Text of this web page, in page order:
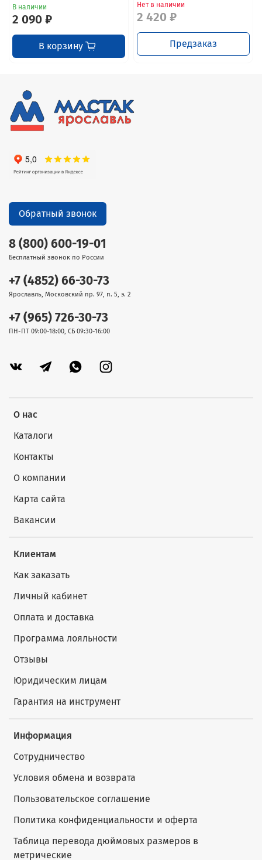
В наличии
2 090 ₽
В корзину
Нет в наличии
2 420 ₽
Предзаказ
О нас
Каталоги
Контакты
О компании
Карта сайта
Вакансии
Клиентам
Как заказать
Личный кабинет
Оплата и доставка
Программа лояльности
Отзывы
Юридическим лицам
Гарантия на инструмент
Информация
Сотрудничество
Условия обмена и возврата
Пользовательское соглашение
Политика конфиденциальности и оферта
Таблица перевода дюймовых размеров в
метрические
8 (800) 600-19-01
Бесплатный звонок по России
+7 (4852) 66-30-73
Ярославль, Московский пр. 97, п. 5, э. 2
+7 (965) 726-30-73
ПН-ПТ 09:00-18:00, СБ 09:30-16:00
Обратный звонок